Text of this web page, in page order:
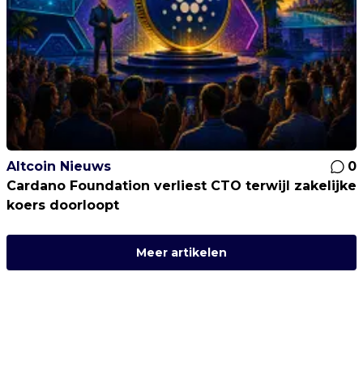
Altcoin Nieuws
0
Cardano Foundation verliest CTO terwijl zakelijke
koers doorloopt
Meer artikelen